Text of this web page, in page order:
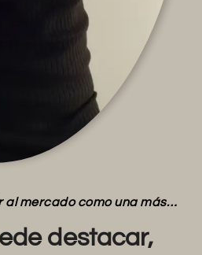
al mercado como una más…
destacar,